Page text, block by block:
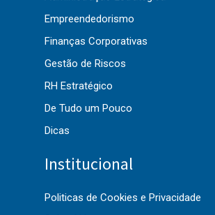
Empreendedorismo
Finanças Corporativas
Gestão de Riscos
RH Estratégico
De Tudo um Pouco
Dicas
Institucional
Politicas de Cookies e Privacidade